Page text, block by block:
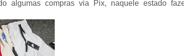
algumas compras via Pix, naquele estado